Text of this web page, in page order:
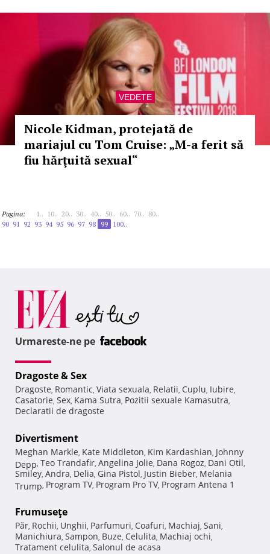
VEDETE
Nicole Kidman, protejată de
mariajul cu Tom Cruise: „M-a ferit să
fiu hărţuită sexual“
Pagina: 1.. 10.. 20.. 30.. 40.. 50.. 60.. 70.. 80..
90 91 92 93 94 95 96 97 98 99 100..
Urmareste-ne pe
Dragoste & Sex
Dragoste, Romantic, Viata sexuala, Relatii, Cuplu, Iubire,
Casatorie, Sex, Kama Sutra, Pozitii sexuale Kamasutra,
Declaratii de dragoste
Divertisment
Meghan Markle, Kate Middleton, Kim Kardashian, Johnny
Depp, Teo Trandafir, Angelina Jolie, Dana Rogoz, Dani Otil,
Smiley, Andra, Delia, Gina Pistol, Justin Bieber, Melania
Trump, Program TV, Program Pro TV, Program Antena 1
Frumuseţe
Păr, Rochii, Unghii, Parfumuri, Coafuri, Machiaj, Sani,
Manichiura, Sampon, Buze, Celulita, Machiaj ochi,
Tratament celulita, Salonul de acasa